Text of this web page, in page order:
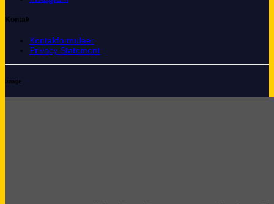
Kontak
Kontakformuleer
Privacy Statement
Image